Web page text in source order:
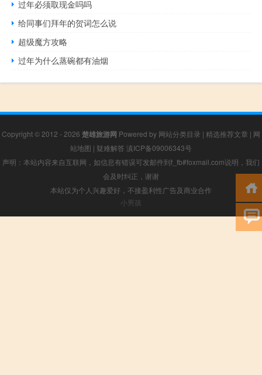
过年必须取现金吗吗
给同事们拜年的贺词怎么说
超级魔方攻略
过年为什么蒸碗都有油烟
Copyright © 2012 - 2026 楚雄旅游网 Powered by 网站分类目录 | 精选推荐文章 | 网
站地图 | 疑难解答 滇ICP备09006343号
声明：本站内容来自互联网，如信息有错误可发邮件到f_fb#foxmail.com说明，我们
会及时纠正，谢谢
本站仅为个人兴趣爱好，不接盈利性广告及商业合作
小男孩